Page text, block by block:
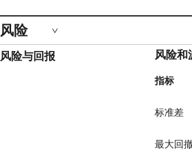
风险
风险与回报 风险和
指标
标准差
最大回